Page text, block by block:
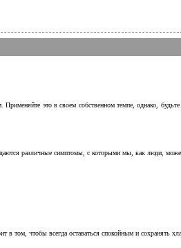
это в своем собственном темпе, однако,
различные симптомы, с которыми мы, как люди,
в том, чтобы всегда оставаться спокойным и сохранять